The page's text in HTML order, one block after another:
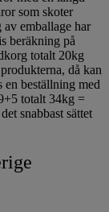
som skoter
emballage har
beräkning på
totalt 20kg
då kan
en beställning med
totalt 34kg =
snabbast sättet